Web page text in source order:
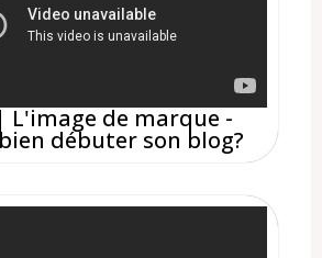
L'image de marque -
débuter son blog?